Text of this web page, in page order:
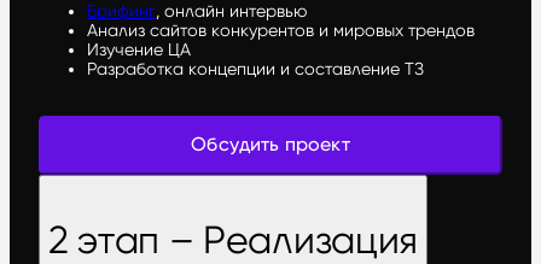
Брифинг, онлайн интервью
Анализ сайтов конкурентов и мировых трендов
Изучение ЦА
Разработка концепции и составление ТЗ
Обсудить проект
2 этап – Реализация